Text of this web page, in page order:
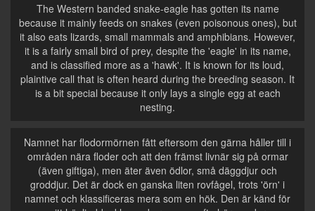
The Western banded snake-eagle has gotten its name
because it mainly feeds on snakes (even poisonous ones), but
it also eats lizards, small mammals and amphibians. However,
it is a fairly small bird of prey, despite the 'eagle' in its name,
and is classified more as a 'hawk'. It is known for its loud,
plaintive call that is often heard during the breeding season. It
is a bit special because it only lays a single egg at each
nesting.
Namnet har flodormörnen fått eftersom den gärna håller till i
områden nära floder och att den främst livnär sig på ormar
(även giftiga), men äter även ödlor, små däggdjur och
groddjur. Det är dock en ganska liten rovfågel, trots 'örn' i
namnet och klassificeras mera som en hök. Den är känd för